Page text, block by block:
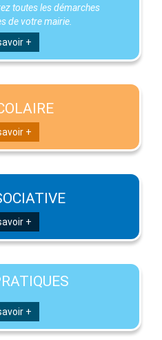
toutes les démarches
de votre mairie.
+
+
+
+